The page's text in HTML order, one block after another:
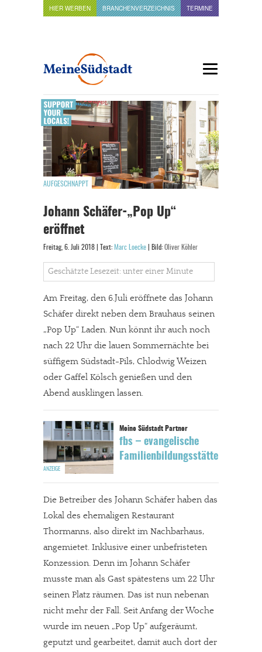
HIER WERBEN BRANCHENVERZEICHNIS TERMINE
AUFGESCHNAPPT
Johann Schäfer-„Pop Up“
eröffnet
Freitag, 6. Juli 2018 | Text: Marc Loecke | Bild: Oliver Köhler
Geschätzte Lesezeit: unter einer Minute
Am Freitag, den 6.Juli eröffnete das Johann
Schäfer direkt neben dem Brauhaus seinen
„Pop Up“ Laden. Nun könnt ihr auch noch
nach 22 Uhr die lauen Sommernächte bei
süffigem Südstadt-Pils, Chlodwig Weizen
oder Gaffel Kölsch genießen und den
Abend ausklingen lassen.
fbs – evangelische
Familienbildungsstätte
Die Betreiber des Johann Schäfer haben das
Lokal des ehemaligen Restaurant
Thormanns, also direkt im Nachbarhaus,
angemietet. Inklusive einer unbefristeten
Konzession. Denn im Johann Schäfer
musste man als Gast spätestens um 22 Uhr
seinen Platz räumen. Das ist nun nebenan
nicht mehr der Fall. Seit Anfang der Woche
wurde im neuen „Pop Up“ aufgeräumt,
geputzt und gearbeitet, damit auch dort der